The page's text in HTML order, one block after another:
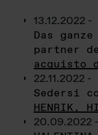
13.12.2022 -
Das
partner
acquisto
22.11.2022 -
Sedersi
HENRIK,
20.09.2022 -